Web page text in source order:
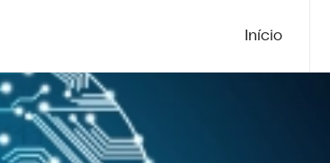
Início